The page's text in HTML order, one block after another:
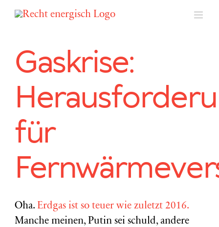
Gaskrise:
für
Oha. Erdgas ist so teuer wie zuletzt 2016.
Manche meinen, Putin sei schuld, andere